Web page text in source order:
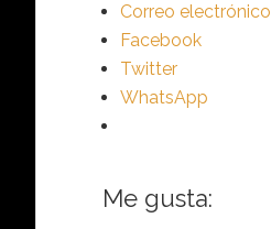
Correo electrónico
Facebook
Twitter
WhatsApp
Me gusta: